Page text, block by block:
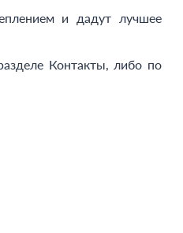
и дадут лучшее
Контакты, либо по